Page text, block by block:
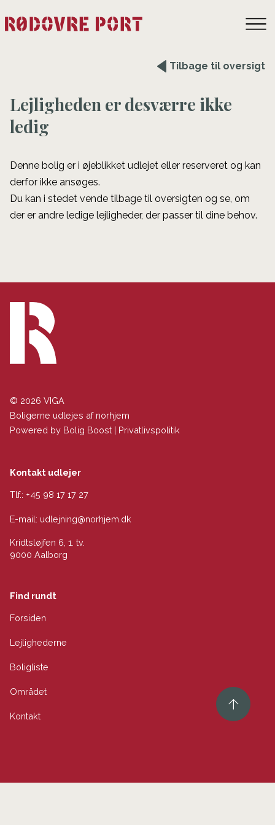
Tilbage til oversigt
Lejligheden er desværre ikke
ledig
Denne bolig er i øjeblikket udlejet eller reserveret og kan
derfor ikke ansøges.
Du kan i stedet vende tilbage til oversigten og se, om
der er andre ledige lejligheder, der passer til dine behov.
© 2026 VIGA
Boligerne udlejes af norhjem
Powered by Bolig Boost | Privatlivspolitik
Kontakt udlejer
Tlf.: +45 98 17 17 27
E-mail: udlejning@norhjem.dk
Kridtsløjfen 6, 1. tv.
9000 Aalborg
Find rundt
Forsiden
Lejlighederne
Boligliste
Området
Kontakt